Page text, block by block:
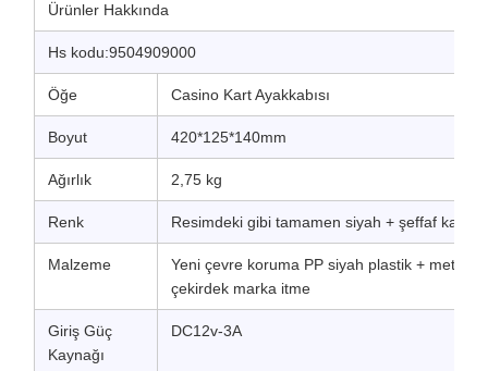
Ürünler Hakkında
Hs kodu:9504909000
Öğe Casino Kart Ayakkabısı
Boyut 420*125*140mm
Ağırlık 2,75 kg
Renk Resimdeki gibi tamamen siyah + şeffaf kapak
Malzeme
Yeni çevre koruma PP siyah plastik + metal
çekirdek marka itme
Giriş Güç
Kaynağı
DC12v-3A